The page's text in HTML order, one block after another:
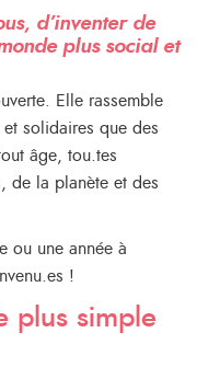
d’inventer de
plus social et
Elle rassemble
solidaires que des
âge, tou.tes
de la planète et des
ou une année à
!
plus simple